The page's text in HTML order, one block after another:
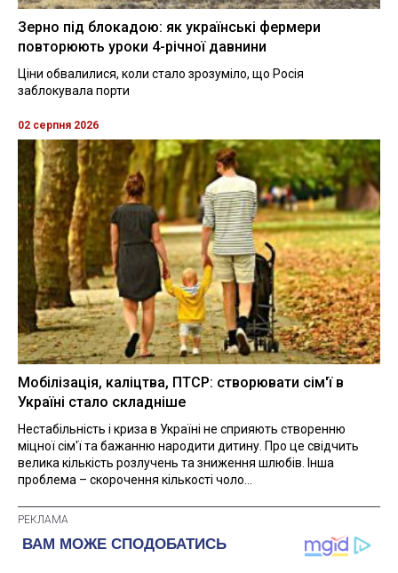
Зерно під блокадою: як українські фермери
повторюють уроки 4-річної давнини
Ціни обвалилися, коли стало зрозуміло, що Росія
заблокувала порти
02 серпня 2026
Мобілізація, каліцтва, ПТСР: створювати сім'ї в
Україні стало складніше
Нестабільність і криза в Україні не сприяють створенню
міцної сім'ї та бажанню народити дитину. Про це свідчить
велика кількість розлучень та зниження шлюбів. Інша
проблема – скорочення кількості чоло...